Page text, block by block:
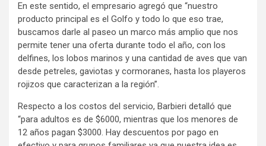
En este sentido, el empresario agregó que “nuestro
producto principal es el Golfo y todo lo que eso trae,
buscamos darle al paseo un marco más amplio que nos
permite tener una oferta durante todo el año, con los
delfines, los lobos marinos y una cantidad de aves que van
desde petreles, gaviotas y cormoranes, hasta los playeros
rojizos que caracterizan a la región”.
Respecto a los costos del servicio, Barbieri detalló que
“para adultos es de $6000, mientras que los menores de
12 años pagan $3000. Hay descuentos por pago en